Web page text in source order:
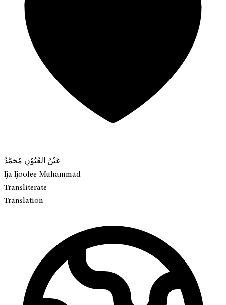
عَيْنُ العُيُوْنِ مُحَمَّدُ
Ija Ijoolee Muhammad
Transliterate
Translation